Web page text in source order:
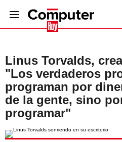
Linus Torvalds,
"Los verdaderos
programan por
de la gente, sino
programar"